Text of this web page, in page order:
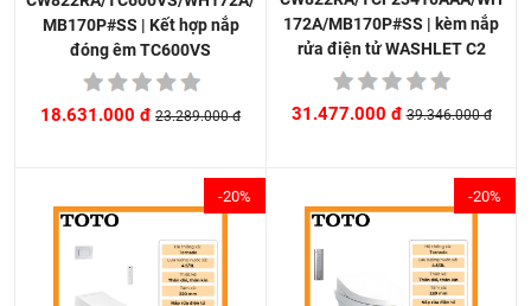
MB170P#SS | Kết hợp nắp
đóng êm TC600VS
18.631.000 đ 23.289.000 đ
172A/MB170P#SS | kèm nắp
rửa điện tử WASHLET C2
31.477.000 đ 39.346.000 đ
-20% -20%